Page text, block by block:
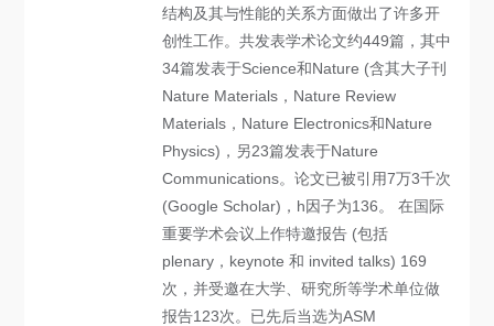
结构及其与性能的关系方面做出了许多开
创性工作。共发表学术论文约449篇，其中
34篇发表于Science和Nature (含其大子刊
Nature Materials，Nature Review
Materials，Nature Electronics和Nature
Physics)，另23篇发表于Nature
Communications。论文已被引用7万3千次
(Google Scholar)，h因子为136。 在国际
重要学术会议上作特邀报告 (包括
plenary，keynote 和 invited talks) 169
次，并受邀在大学、研究所等学术单位做
报告123次。已先后当选为ASM